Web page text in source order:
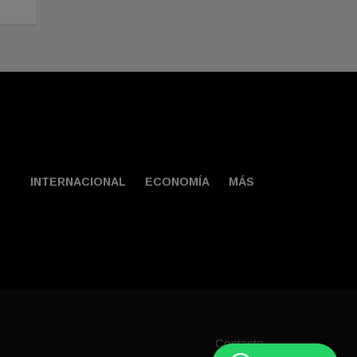
INTERNACIONAL ECONOMÍA MÁS
Contacto